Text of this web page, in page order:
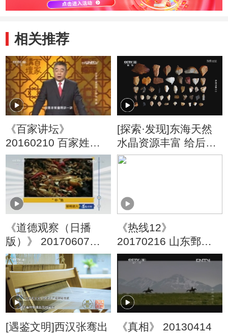
相关推荐
《百家讲坛》
20160210 百家姓
（第四部）3 封 芮 羿
储
[探索·发现]东海天然
水晶资源丰富 给后人
留下无数精美文物
《道德观察（日播
版）》 20170607
“补”渔
《热线12》
20170216 山东鄄
城：男子深夜盗走男
[遇鉴文明]西汉张骞出
《真相》 20130414